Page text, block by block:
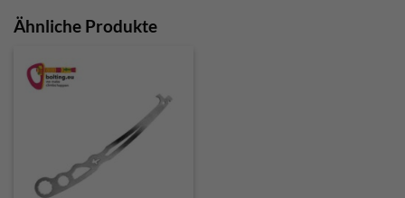
Ähnliche Produkte